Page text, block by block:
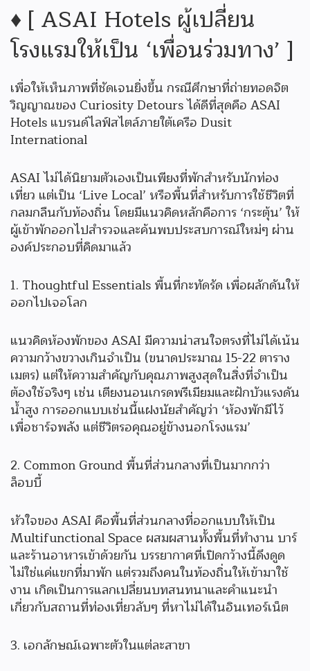
♦️ [ ASAI Hotels ผู้เปลี่ยน
โรงแรมให้เป็น ‘เพื่อนร่วมทาง’ ]
เพื่อให้เห็นภาพที่ชัดเจนยิ่งขึ้น กรณีศึกษาที่ถ่ายทอดจิต
วิญญาณของ Curiosity Detours ได้ดีที่สุดคือ ASAI
Hotels แบรนด์ไลฟ์สไตล์ภายใต้เครือ Dusit
International
ASAI ไม่ได้นิยามตัวเองเป็นเพียงที่พักสำหรับนักท่อง
เที่ยว แต่เป็น ‘Live Local’ หรือพื้นที่สำหรับการใช้ชีวิตที่
กลมกลืนกับท้องถิ่น โดยมีแนวคิดหลักคือการ ‘กระตุ้น’ ให้
ผู้เข้าพักออกไปสำรวจและค้นพบประสบการณ์ใหม่ๆ ผ่าน
องค์ประกอบที่คิดมาแล้ว
1. Thoughtful Essentials พื้นที่กะทัดรัด เพื่อผลักดันให้
ออกไปเจอโลก
แนวคิดห้องพักของ ASAI มีความน่าสนใจตรงที่ไม่ได้เน้น
ความกว้างขวางเกินจำเป็น (ขนาดประมาณ 15-22 ตาราง
เมตร) แต่ให้ความสำคัญกับคุณภาพสูงสุดในสิ่งที่จำเป็น
ต้องใช้จริงๆ เช่น เตียงนอนเกรดพรีเมียมและฝักบัวแรงดัน
น้ำสูง การออกแบบเช่นนี้แฝงนัยสำคัญว่า ‘ห้องพักมีไว้
เพื่อชาร์จพลัง แต่ชีวิตรอคุณอยู่ข้างนอกโรงแรม’
2. Common Ground พื้นที่ส่วนกลางที่เป็นมากกว่า
ล็อบบี้
หัวใจของ ASAI คือพื้นที่ส่วนกลางที่ออกแบบให้เป็น
Multifunctional Space ผสมผสานทั้งพื้นที่ทำงาน บาร์
และร้านอาหารเข้าด้วยกัน บรรยากาศที่เปิดกว้างนี้ดึงดูด
ไม่ใช่แค่แขกที่มาพัก แต่รวมถึงคนในท้องถิ่นให้เข้ามาใช้
งาน เกิดเป็นการแลกเปลี่ยนบทสนทนาและคำแนะนำ
เกี่ยวกับสถานที่ท่องเที่ยวลับๆ ที่หาไม่ได้ในอินเทอร์เน็ต
3. เอกลักษณ์เฉพาะตัวในแต่ละสาขา